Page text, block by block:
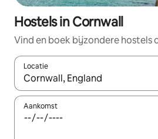
Hostels in Cornwall
Vind en boek bijzondere hostels
Locatie
Wanneer er suggesties
Aankomst